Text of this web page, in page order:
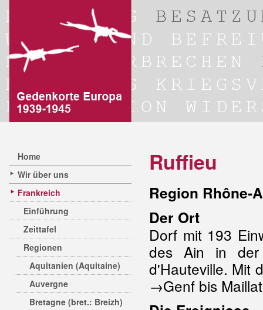
Home
Wir über uns
Frankreich
Einführung
Zeittafel
Regionen
Aquitanien (Aquitaine)
Auvergne
Bretagne (bret.: Breizh)
Ruffieu
Region Rhône-
Der Ort
Dorf mit 193
des Ain in der
d'Hauteville. Mit
→Genf bis